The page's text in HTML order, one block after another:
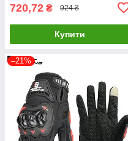
720,72 ₴ 924 ₴
Купити
–21%